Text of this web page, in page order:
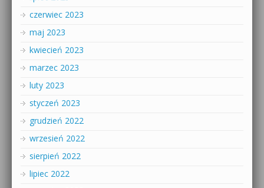
czerwiec 2023
maj 2023
kwiecień 2023
marzec 2023
luty 2023
styczeń 2023
grudzień 2022
wrzesień 2022
sierpień 2022
lipiec 2022